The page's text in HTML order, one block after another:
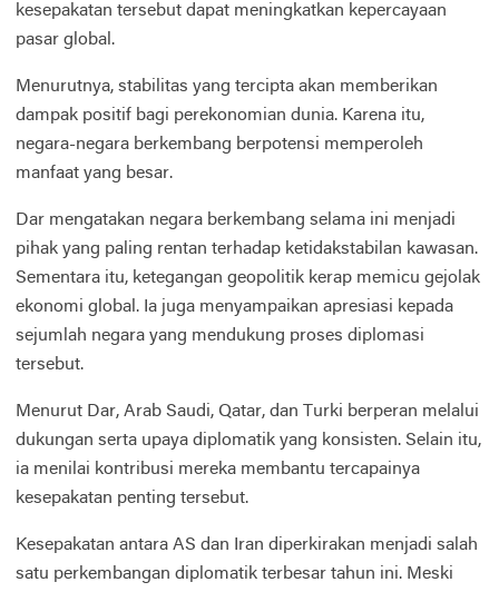
kesepakatan tersebut dapat meningkatkan kepercayaan
pasar global.
Menurutnya, stabilitas yang tercipta akan memberikan
dampak positif bagi perekonomian dunia. Karena itu,
negara-negara berkembang berpotensi memperoleh
manfaat yang besar.
Dar mengatakan negara berkembang selama ini menjadi
pihak yang paling rentan terhadap ketidakstabilan kawasan.
Sementara itu, ketegangan geopolitik kerap memicu gejolak
ekonomi global. Ia juga menyampaikan apresiasi kepada
sejumlah negara yang mendukung proses diplomasi
tersebut.
Menurut Dar, Arab Saudi, Qatar, dan Turki berperan melalui
dukungan serta upaya diplomatik yang konsisten. Selain itu,
ia menilai kontribusi mereka membantu tercapainya
kesepakatan penting tersebut.
Kesepakatan antara AS dan Iran diperkirakan menjadi salah
satu perkembangan diplomatik terbesar tahun ini. Meski